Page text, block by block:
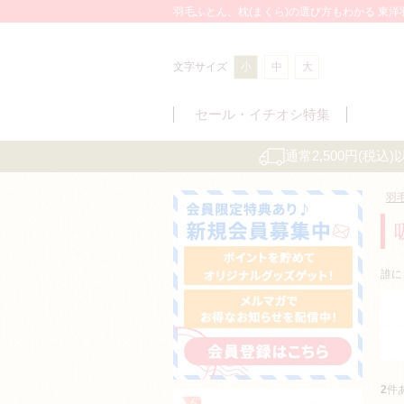
羽毛ふとん、枕(まくら)の選び方もわかる 東洋
文字サイズ 小 中 大
セール・ イチオシ特集
通常2,500円(税込)
羽
誰
2件